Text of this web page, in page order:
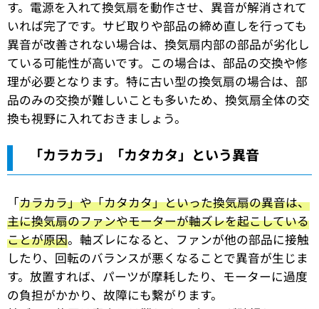
す。電源を入れて換気扇を動作させ、異音が解消されて
いれば完了です。サビ取りや部品の締め直しを行っても
異音が改善されない場合は、換気扇内部の部品が劣化し
ている可能性が高いです。この場合は、部品の交換や修
理が必要となります。特に古い型の換気扇の場合は、部
品のみの交換が難しいことも多いため、換気扇全体の交
換も視野に入れておきましょう。
「カラカラ」「カタカタ」という異音
「カラカラ」や「カタカタ」といった換気扇の異音は、
主に換気扇のファンやモーターが軸ズレを起こしている
ことが原因。軸ズレになると、ファンが他の部品に接触
したり、回転のバランスが悪くなることで異音が生じま
す。放置すれば、パーツが摩耗したり、モーターに過度
の負担がかかり、故障にも繋がります。